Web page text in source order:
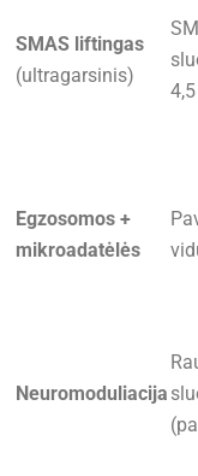
SMAS liftingas
(ultragarsinis)
Egzosomos +
mikroadatėlės
Neuromoduliacija